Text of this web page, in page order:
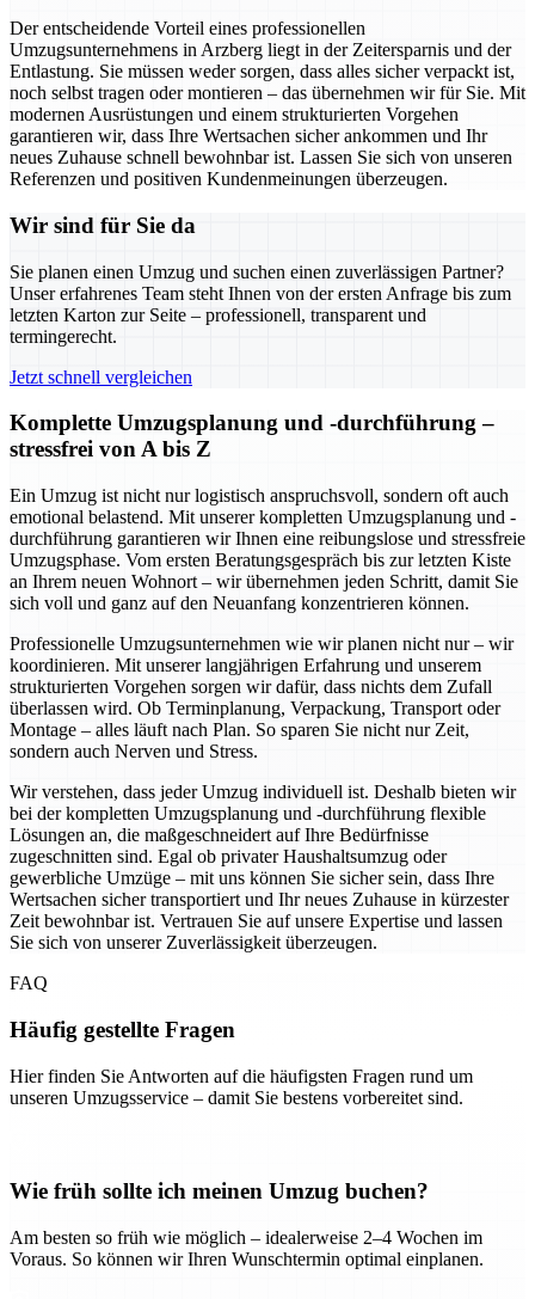
Der entscheidende Vorteil eines professionellen
Umzugsunternehmens in Arzberg liegt in der Zeitersparnis und der
Entlastung. Sie müssen weder sorgen, dass alles sicher verpackt ist,
noch selbst tragen oder montieren – das übernehmen wir für Sie. Mit
modernen Ausrüstungen und einem strukturierten Vorgehen
garantieren wir, dass Ihre Wertsachen sicher ankommen und Ihr
neues Zuhause schnell bewohnbar ist. Lassen Sie sich von unseren
Referenzen und positiven Kundenmeinungen überzeugen.
Wir sind für Sie da
Sie planen einen Umzug und suchen einen zuverlässigen Partner?
Unser erfahrenes Team steht Ihnen von der ersten Anfrage bis zum
letzten Karton zur Seite – professionell, transparent und
termingerecht.
Jetzt schnell vergleichen
Komplette Umzugsplanung und -durchführung –
stressfrei von A bis Z
Ein Umzug ist nicht nur logistisch anspruchsvoll, sondern oft auch
emotional belastend. Mit unserer kompletten Umzugsplanung und -
durchführung garantieren wir Ihnen eine reibungslose und stressfreie
Umzugsphase. Vom ersten Beratungsgespräch bis zur letzten Kiste
an Ihrem neuen Wohnort – wir übernehmen jeden Schritt, damit Sie
sich voll und ganz auf den Neuanfang konzentrieren können.
Professionelle Umzugsunternehmen wie wir planen nicht nur – wir
koordinieren. Mit unserer langjährigen Erfahrung und unserem
strukturierten Vorgehen sorgen wir dafür, dass nichts dem Zufall
überlassen wird. Ob Terminplanung, Verpackung, Transport oder
Montage – alles läuft nach Plan. So sparen Sie nicht nur Zeit,
sondern auch Nerven und Stress.
Wir verstehen, dass jeder Umzug individuell ist. Deshalb bieten wir
bei der kompletten Umzugsplanung und -durchführung flexible
Lösungen an, die maßgeschneidert auf Ihre Bedürfnisse
zugeschnitten sind. Egal ob privater Haushaltsumzug oder
gewerbliche Umzüge – mit uns können Sie sicher sein, dass Ihre
Wertsachen sicher transportiert und Ihr neues Zuhause in kürzester
Zeit bewohnbar ist. Vertrauen Sie auf unsere Expertise und lassen
Sie sich von unserer Zuverlässigkeit überzeugen.
FAQ
Häufig gestellte Fragen
Hier finden Sie Antworten auf die häufigsten Fragen rund um
unseren Umzugsservice – damit Sie bestens vorbereitet sind.
Wie früh sollte ich meinen Umzug buchen?
Am besten so früh wie möglich – idealerweise 2–4 Wochen im
Voraus. So können wir Ihren Wunschtermin optimal einplanen.